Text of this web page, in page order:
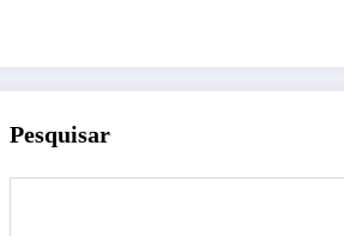
Pesquisar